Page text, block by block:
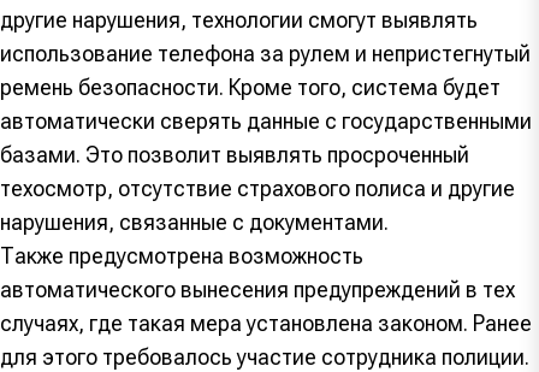
другие нарушения, технологии смогут выявлять
использование телефона за рулем и непристегнутый
ремень безопасности. Кроме того, система будет
автоматически сверять данные с государственными
базами. Это позволит выявлять просроченный
техосмотр, отсутствие страхового полиса и другие
нарушения, связанные с документами.
Также предусмотрена возможность
автоматического вынесения предупреждений в тех
случаях, где такая мера установлена законом. Ранее
для этого требовалось участие сотрудника полиции.